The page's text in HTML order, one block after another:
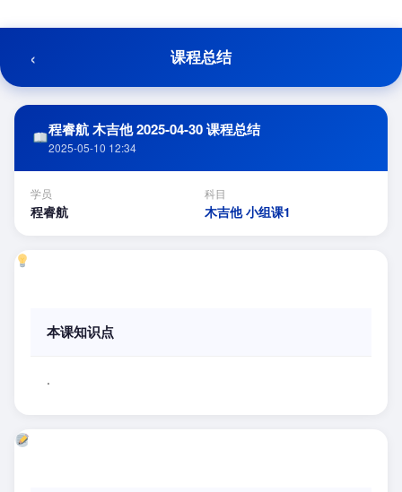
至
容
‹ 课程总结
程睿航 木吉他 2025-04-30 课程总结
2025-05-10 12:34
学员
程睿航
科目
木吉他 小组课1
本课知识点
.